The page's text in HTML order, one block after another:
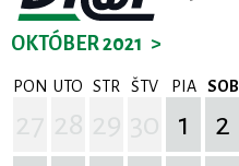
OKTÓBER 2021 >
PON UTO STR ŠTV PIA SOB
1 2